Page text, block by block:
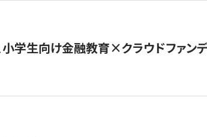
学生向け金融教育×クラウドファン